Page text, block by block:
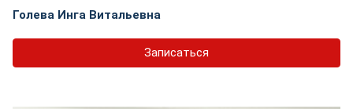
Голева Инга Витальевна
Записаться